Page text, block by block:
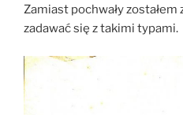
Zamiast pochwały zostałem
zadawać się z takimi typami.